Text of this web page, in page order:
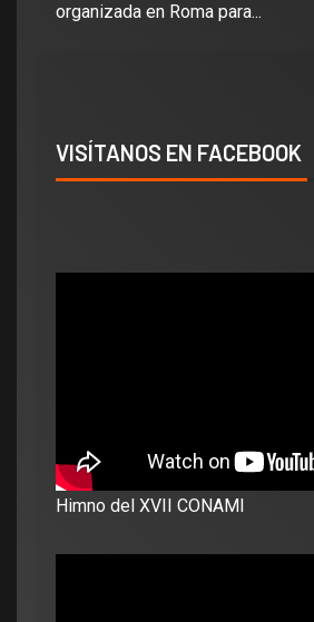
organizada en Roma para...
VISÍTANOS EN FACEBOOK
Himno del XVII CONAMI